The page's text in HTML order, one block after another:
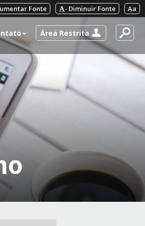
Aa
- Diminuir Fonte
Fonte
Área Restrita